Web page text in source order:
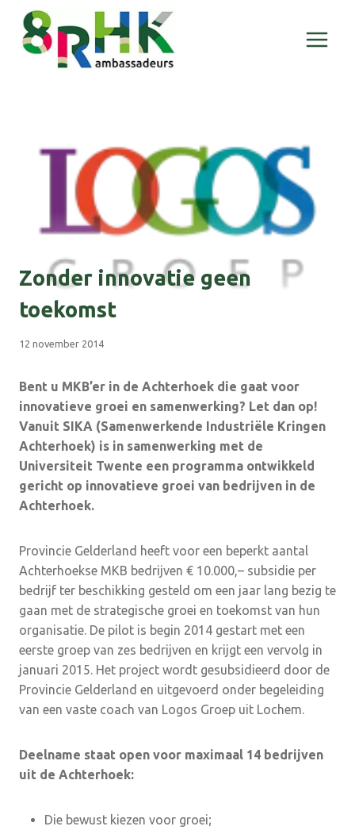
Doorgaan
naar
inhoud
Zonder innovatie geen
toekomst
12 november 2014
Bent u MKB’er in de Achterhoek die gaat voor
innovatieve groei en samenwerking? Let dan op!
Vanuit SIKA (Samenwerkende Industriële Kringen
Achterhoek) is in samenwerking met de
Universiteit Twente een programma ontwikkeld
gericht op innovatieve groei van bedrijven in de
Achterhoek.
Provincie Gelderland heeft voor een beperkt aantal
Achterhoekse MKB bedrijven € 10.000,– subsidie per
bedrijf ter beschikking gesteld om een jaar lang bezig te
gaan met de strategische groei en toekomst van hun
organisatie. De pilot is begin 2014 gestart met een
eerste groep van zes bedrijven en krijgt een vervolg in
januari 2015. Het project wordt gesubsidieerd door de
Provincie Gelderland en uitgevoerd onder begeleiding
van een vaste coach van Logos Groep uit Lochem.
Deelname staat open voor maximaal 14 bedrijven
uit de Achterhoek:
Die bewust kiezen voor groei;